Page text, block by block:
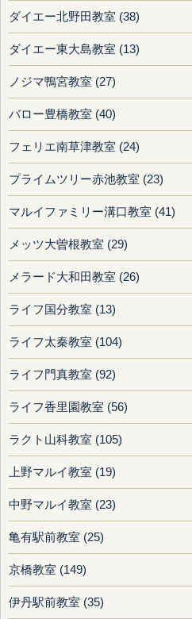
ダイエー北野田教室 (38)
ダイエー東大島教室 (13)
ノジマ鴨宮教室 (27)
バロー豊橋教室 (40)
フェリエ南草津教室 (24)
プライムツリー赤池教室 (23)
マルイファミリー溝口教室 (41)
メッツ大曽根教室 (29)
メラード大和田教室 (26)
ライフ国分教室 (13)
ライフ太秦教室 (104)
ライフ門真教室 (92)
ライフ香里園教室 (56)
ラクト山科教室 (105)
上野マルイ教室 (19)
中野マルイ教室 (23)
亀有駅前教室 (25)
京橋教室 (149)
伊丹駅前教室 (35)